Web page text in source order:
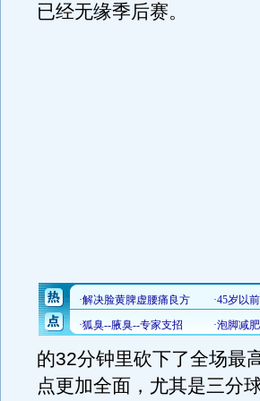
已经无缘季后赛。
的32分钟里砍下了全场最
点更加全面，尤其是三分